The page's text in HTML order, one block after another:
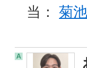
当： 菊
A